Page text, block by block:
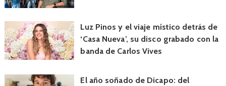
Luz Pinos y el viaje místico detrás de
‘Casa Nueva’, su disco grabado con la
banda de Carlos Vives
El año soñado de Dicapo: del